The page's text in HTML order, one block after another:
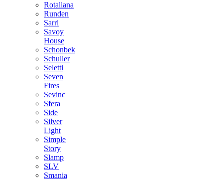
Rotaliana
Runden
Sarri
Savoy
House
Schonbek
Schuller
Seletti
Seven
Fires
Sevinc
Sfera
Side
Silver
Light
Simple
Story
Slamp
SLV
Smania